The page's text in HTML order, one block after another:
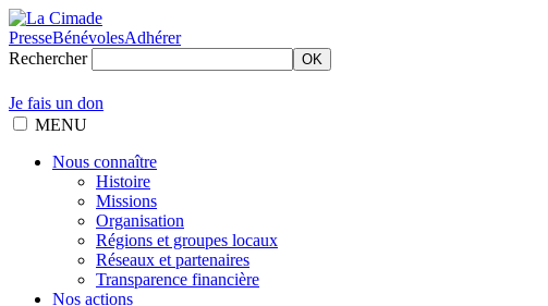
PresseBénévolesAdhérer
Rechercher
OK
Je fais un don
MENU
Nous connaître
Histoire
Missions
Organisation
Régions et groupes locaux
Réseaux et partenaires
Transparence financière
Nos actions